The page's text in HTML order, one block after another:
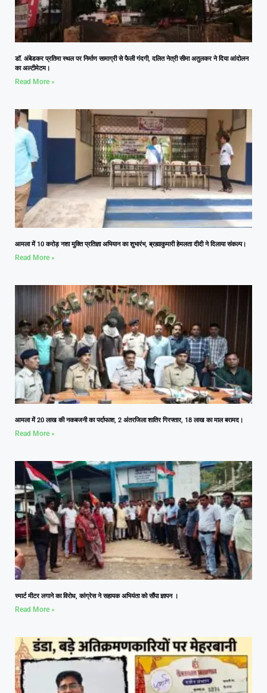
डॉ. अंबेडकर प्रतिमा स्थल पर निर्माण सामाग्री से फैली गंदगी, दलित नेत्री सीमा अतुलकर ने दिया आंदोलन
का अल्टीमेटम।
Read More »
आमला में 10 करोड़ नशा मुक्ति प्रतिज्ञा अभियान का शुभारंभ, ब्रह्माकुमारी हेमलता दीदी ने दिलाया संकल्प।
Read More »
आमला में 20 लाख की नकबजनी का पर्दाफाश, 2 अंतरजिला शातिर गिरफ्तार, 18 लाख का माल बरामद।
Read More »
स्मार्ट मीटर लगाने का विरोध, कांग्रेस ने सहायक अभियंता को सौंपा ज्ञापन ।
Read More »